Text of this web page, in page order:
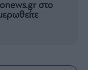
στο